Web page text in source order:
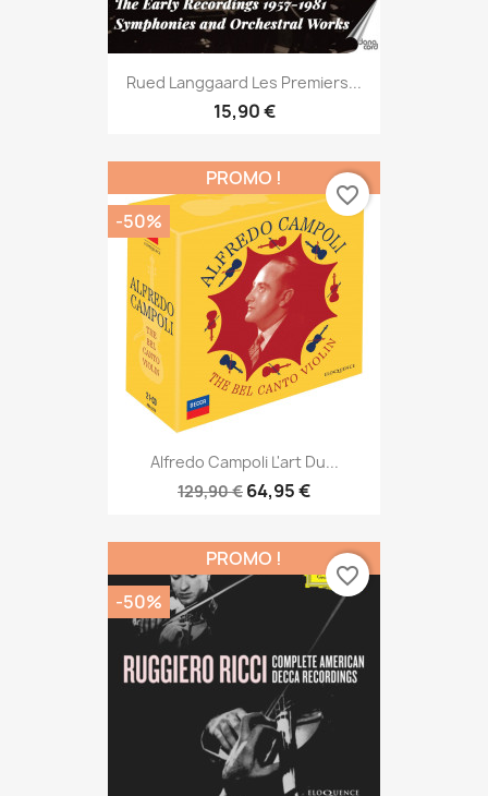
Rued Langgaard Les Premiers...
15,90 €
Alfredo Campoli L'art Du...
129,90 € 64,95 €
PROMO !
-50%
favorite_border
PROMO !
-50%
favorite_border